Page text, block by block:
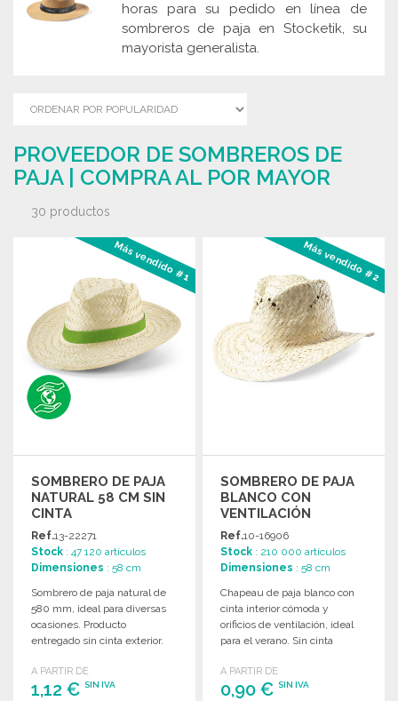
horas para su pedido en línea de
sombreros de paja en Stocketik, su
mayorista generalista.
PROVEEDOR DE SOMBREROS DE
PAJA | COMPRA AL POR MAYOR
30 productos
Más vendido #1
SOMBRERO DE PAJA
NATURAL 58 CM SIN
CINTA
Ref.13-22271
Stock : 47 120 artículos
Dimensiones : 58 cm
Sombrero de paja natural de
580 mm, ideal para diversas
ocasiones. Producto
entregado sin cinta exterior.
A PARTIR DE
1,12 € SIN IVA
Más vendido #2
SOMBRERO DE PAJA
BLANCO CON
VENTILACIÓN
Ref.10-16906
Stock : 210 000 artículos
Dimensiones : 58 cm
Chapeau de paja blanco con
cinta interior cómoda y
orificios de ventilación, ideal
para el verano. Sin cinta
A PARTIR DE
0,90 €SIN IVA